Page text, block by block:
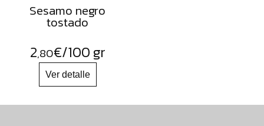
Sesamo negro
tostado
2,80€/100 gr